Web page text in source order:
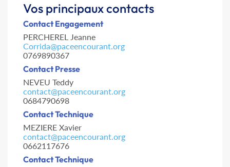
Vos principaux contacts
Contact Engagement
PERCHEREL Jeanne
Corrida@paceencourant.org
0769890367
Contact Presse
NEVEU Teddy
contact@paceencourant.org
0684790698
Contact Technique
MEZIERE Xavier
contact@paceencourant.org
0662117676
Contact Technique